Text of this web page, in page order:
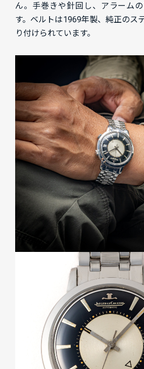
ん。手巻きや針回し、アラーム
す。ベルトは1969年製、純正のス
り付けられています。